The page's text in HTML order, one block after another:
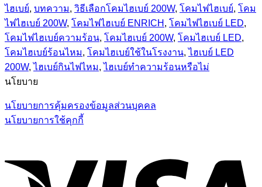
ไฮเบย์, บทความ, วิธีเลือกโคมไฮเบย์ 200W, โคมไฟไฮเบย์, โคม
ไฟไฮเบย์ 200W, โคมไฟไฮเบย์ ENRICH , โคมไฟไฮเบย์ LED,
โคมไฟไฮเบย์ความร้อน, โคมไฮเบย์ 200W, โคมไฮเบย์ LED,
โคมไฮเบย์ร้อนไหม, โคมไฮเบย์ใช้ในโรงงาน,ไฮเบย์ LED
200W,ไฮเบย์กินไฟไหม,ไฮเบย์ทำความร้อนหรือไม่
นโยบาย
นโยบายการคุ้มครองข้อมูลส่วนบุคคล
นโยบายการใช้คุกกี้